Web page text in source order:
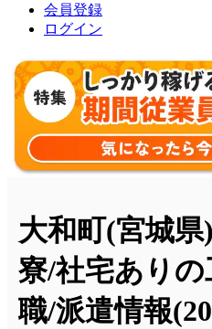
会員登録
ログイン
大和町(宮城
寮/社宅あり
職/派遣情報